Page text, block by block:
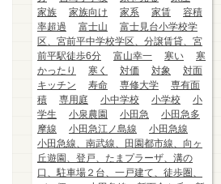
家族
家族向け 家系 家賃
容積
率超過
富士山
富士見台小学校学
区、宮前平中学校学区、分譲賃貸、宮
前平駅徒歩6分
富山幸一 寒い
寒
かったり
寒く 対価 対象
対面
キッチン
寿命 専修大学
専有面
積
専用庭 小中学校 小学校
小
学生
小泉農園 小田急
小田急多
摩線
小田急江ノ島線
小田急線
小田急線、南武線、田園都市線、向ヶ
丘遊園、登戸、たまプラーザ、溝の
口、駐車場２台、一戸建て、徒歩圏、